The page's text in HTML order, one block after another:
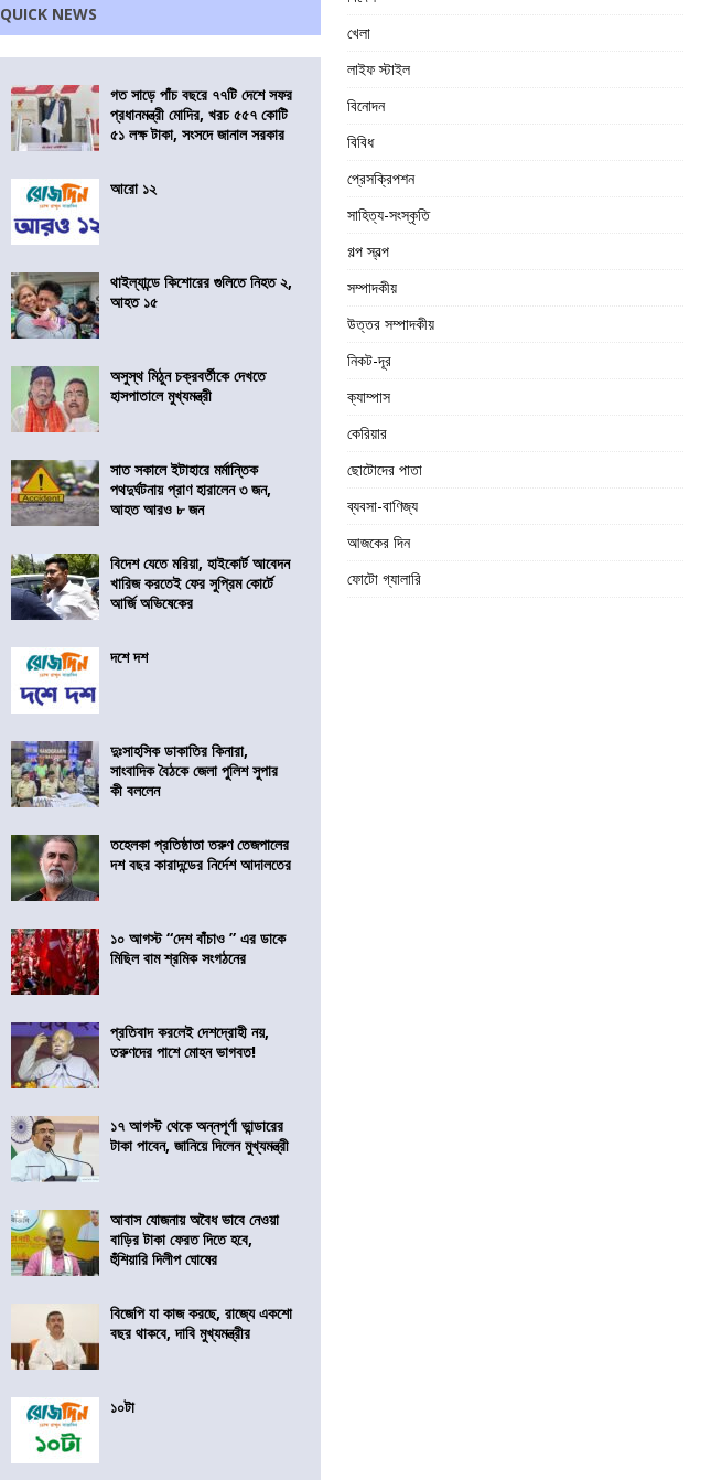
QUICK NEWS
গত সাড়ে পাঁচ বছরে ৭৭টি দেশে সফর
প্রধানমন্ত্রী মোদির, খরচ ৫৫৭ কোটি
৫১ লক্ষ টাকা, সংসদে জানাল সরকার
আরো ১২
থাইল্যান্ডে কিশোরের গুলিতে নিহত ২,
আহত ১৫
অসুস্থ মিঠুন চক্রবর্তীকে দেখতে
হাসপাতালে মুখ্যমন্ত্রী
সাত সকালে ইটাহারে মর্মান্তিক
পথদুর্ঘটনায় প্রাণ হারালেন ৩ জন,
আহত আরও ৮ জন
বিদেশ যেতে মরিয়া, হাইকোর্ট আবেদন
খারিজ করতেই ফের সুপ্রিম কোর্টে
আর্জি অভিষেকের
দশে দশ
দুঃসাহসিক ডাকাতির কিনারা,
সাংবাদিক বৈঠকে জেলা পুলিশ সুপার
কী বললেন
তহেলকা প্রতিষ্ঠাতা তরুণ তেজপালের
দশ বছর কারাদন্ডের নির্দেশ আদালতের
১০ আগস্ট “দেশ বাঁচাও ” এর ডাকে
মিছিল বাম শ্রমিক সংগঠনের
প্রতিবাদ করলেই দেশদ্রোহী নয়,
তরুণদের পাশে মোহন ভাগবত!
১৭ আগস্ট থেকে অন্নপূর্ণা ভান্ডারের
টাকা পাবেন, জানিয়ে দিলেন মুখ্যমন্ত্রী
আবাস যোজনায় অবৈধ ভাবে নেওয়া
বাড়ির টাকা ফেরত দিতে হবে,
হুঁশিয়ারি দিলীপ ঘোষের
বিজেপি যা কাজ করছে, রাজ্যে একশো
বছর থাকবে, দাবি মুখ্যমন্ত্রীর
১০টা
খেলা
লাইফ স্টাইল
বিনোদন
বিবিধ
প্রেসক্রিপশন
সাহিত্য-সংস্কৃতি
গল্প স্বল্প
সম্পাদকীয়
উত্তর সম্পাদকীয়
নিকট-দূর
ক্যাম্পাস
কেরিয়ার
ছোটোদের পাতা
ব্যবসা-বাণিজ্য
আজকের দিন
ফোটো গ্যালারি